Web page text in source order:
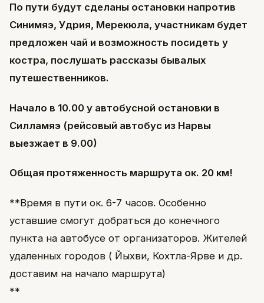
По пути будут сделаны остановки напротив
Синимяэ, Удрия, Мерекюла, участникам будет
предложен чай и возможность посидеть у
костра, послушать рассказы бывалых
путешественников.
Начало в 10.00 у автобусной остановки в
Силламяэ (рейсовый автобус из Нарвы
выезжает в 9.00)
Общая протяженность маршрута ок. 20 км!
**Время в пути ок. 6-7 часов. Особенно
уставшие смогут добраться до конечного
пункта на автобусе от организаторов. Жителей
удаленных городов ( Йыхви, Кохтла-Ярве и др.
доставим на начало маршрута)
**